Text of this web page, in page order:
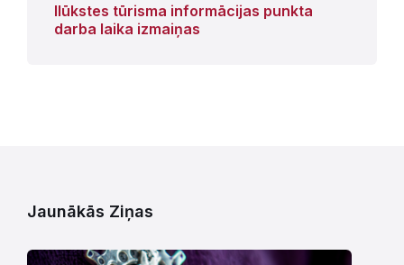
Ilūkstes tūrisma informācijas punkta
darba laika izmaiņas
Jaunākās Ziņas